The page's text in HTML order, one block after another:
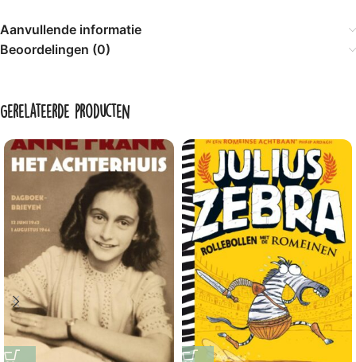
Aanvullende informatie
Beoordelingen (0)
Gerelateerde producten